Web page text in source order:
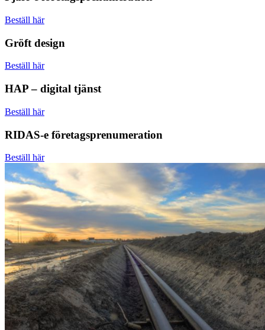
Beställ här
Gröft design
Beställ här
HAP – digital tjänst
Beställ här
RIDAS-e företagsprenumeration
Beställ här